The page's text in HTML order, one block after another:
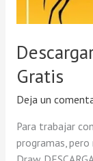
Gratis
Deja un
Para trabajar
programas,